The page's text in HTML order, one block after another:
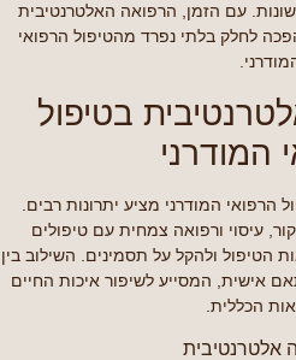
עם הזמן, הרפואה האלטרנטיבית
לחלק בלתי נפרד מהטיפול הרפואי
בטיפול
המודרני
הרפואי המודרני מציע יתרונות רבים.
עיסוי ורפואה צמחית עם טיפולים
הטיפול ולהקל על תסמינים. השילוב בין
אישית, המסייע לשיפור איכות החיים
הכללית.